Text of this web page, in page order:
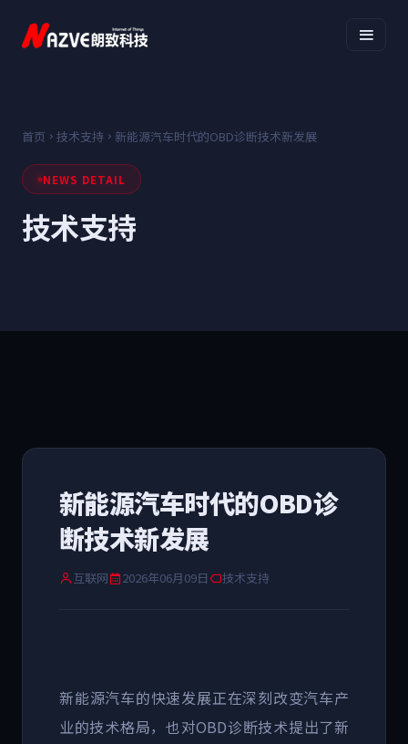
首页 技术支持 新能源汽车时代的OBD诊断技术新发展
NEWS DETAIL
技术支持
新能源汽车时代的OBD诊
断技术新发展
互联网 2026年06月09日 技术支持
新能源汽车的快速发展正在深刻改变汽车产
业的技术格局，也对OBD诊断技术提出了新